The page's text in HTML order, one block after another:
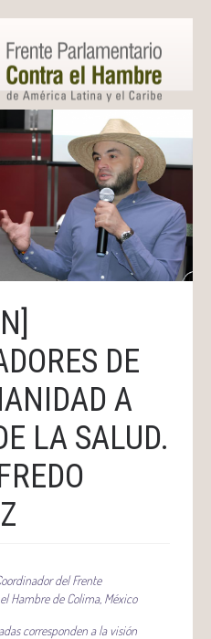
DE
A
LA SALUD.
del Frente
Hambre de Colima, México
corresponden a la visión